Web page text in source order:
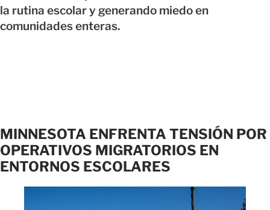
la rutina escolar y generando miedo en
comunidades enteras.
MINNESOTA ENFRENTA TENSIÓN POR
OPERATIVOS MIGRATORIOS EN
ENTORNOS ESCOLARES